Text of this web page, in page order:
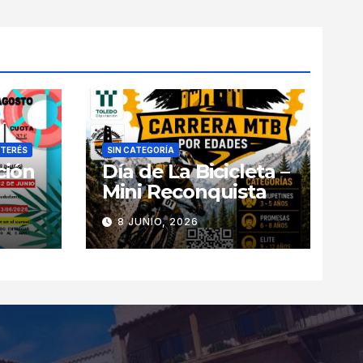
SIN CATEGORÍA
Día de La Bicicleta –
Mini Reconquista
8 JUNIO, 2026